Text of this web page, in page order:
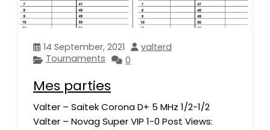
14 September, 2021
valterd
Tournaments
0
Mes parties
Valter – Saitek Corona D+ 5 MHz 1/2-1/2
Valter – Novag Super VIP 1-0 Post Views: